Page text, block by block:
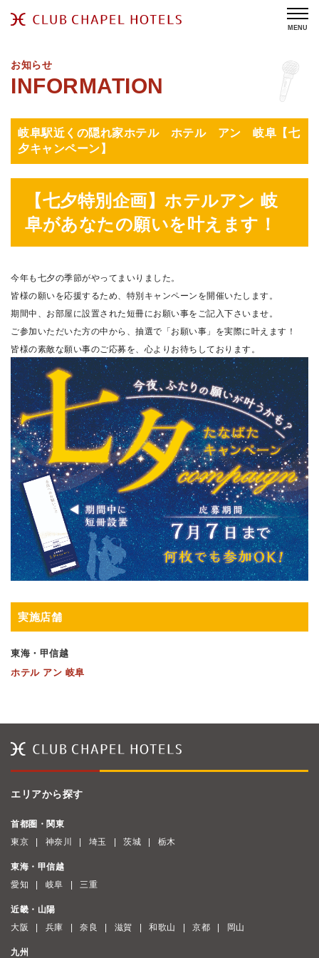
MENU
お知らせ
岐阜駅近くの隠れ家ホテル ホテル アン 岐阜【七
夕キャンペーン】
【七夕特別企画】ホテルアン 岐
阜があなたの願いを叶えます！
今年も七夕の季節がやってまいりました。
皆様の願いを応援するため、特別キャンペーンを開催いたします。
期間中、お部屋に設置された短冊にお願い事をご記入下さいませ。
ご参加いただいた方の中から、抽選で「お願い事」を実際に叶えます！
皆様の素敵な願い事のご応募を、心よりお待ちしております。
実施店舗
東海・甲信越
ホテル アン 岐阜
エリアから探す
首都圏・関東
東京
神奈川 埼玉 茨城 栃木
東海・甲信越
愛知
岐阜 三重
近畿・山陽
大阪
兵庫 奈良 滋賀 和歌山 京都 岡山
九州